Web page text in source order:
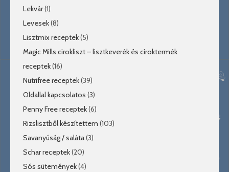
Lekvár(1)
Levesek(8)
Lisztmix receptek(5)
Magic Mills cirokliszt – lisztkeverék és ciroktermék
receptek(16)
Nutrifree receptek(39)
Oldallal kapcsolatos (3)
Penny Free receptek(6)
Rizslisztből készítettem (103)
Savanyúság / saláta(3)
Schar receptek(20)
Sós sütemények(4)